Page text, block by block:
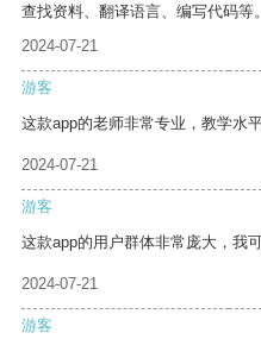
查找资料、翻译语言、编写代码等。
2024-07-21
游客
这款app的老师非常专业，教学水
2024-07-21
游客
这款app的用户群体非常庞大，我
2024-07-21
游客